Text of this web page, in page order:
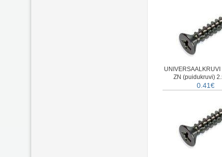
UNIVERSAALKRUVI
ZN (puidukruvi)
0.41€